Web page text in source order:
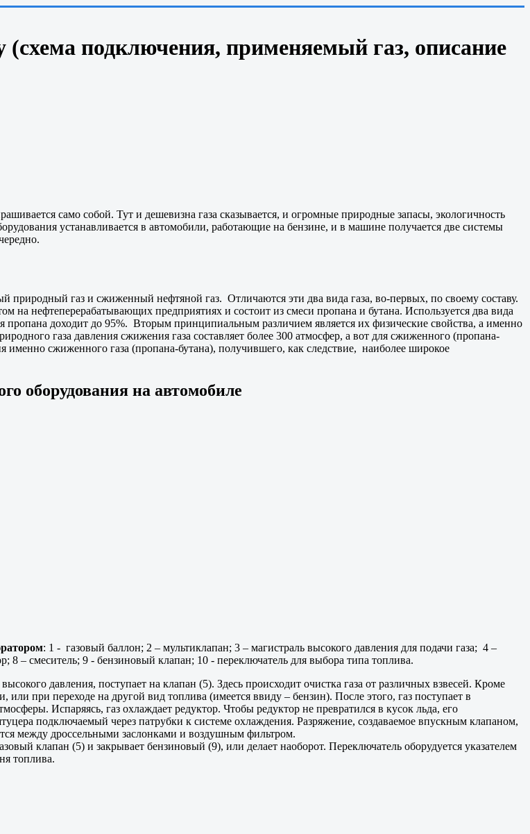
(схема подключения, применяемый газ, описание
само собой. Тут и дешевизна газа сказывается, и огромные природные запасы, экологичность
устанавливается в автомобили, работающие на бензине, и в машине получается две системы
природный газ и сжиженный нефтяной газ. Отличаются эти два вида газа, во-первых, по своему составу.
нефтеперерабатывающих предприятиях и состоит из смеси пропана и бутана. Используется два вида
доходит до 95%. Вторым принципиальным различием является их физические свойства, а именно
газа давления сжижения газа составляет более 300 атмосфер, а вот для сжиженного (пропана-
именно сжиженного газа (пропана-бутана), получившего, как следствие, наиболее широкое
оборудования на автомобиле
: 1 - газовый баллон; 2 – мультиклапан; 3 – магистраль высокого давления для подачи газа; 4 –
8 – смеситель; 9 - бензиновый клапан; 10 - переключатель для выбора типа топлива.
давления, поступает на клапан (5). Здесь происходит очистка газа от различных взвесей. Кроме
при переходе на другой вид топлива (имеется ввиду – бензин). После этого, газ поступает в
Испаряясь, газ охлаждает редуктор. Чтобы редуктор не превратился в кусок льда, его
подключаемый через патрубки к системе охлаждения. Разряжение, создаваемое впускным клапаном,
между дроссельными заслонками и воздушным фильтром.
клапан (5) и закрывает бензиновый (9), или делает наоборот. Переключатель оборудуется указателем
топлива.